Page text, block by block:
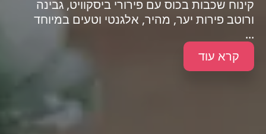
קינוח שכבות בכוס עם פירורי ביסקוויט, גבינה
ורוטב פירות יער, מהיר, אלגנטי וטעים במיוחד
...
קרא עוד